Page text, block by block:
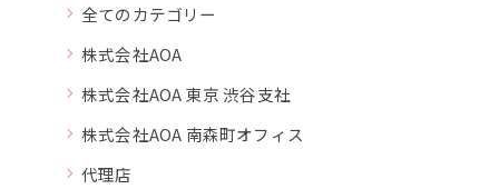
全てのカテゴリー
株式会社AOA
株式会社AOA 東京 渋谷支社
株式会社AOA 南森町オフィス
代理店